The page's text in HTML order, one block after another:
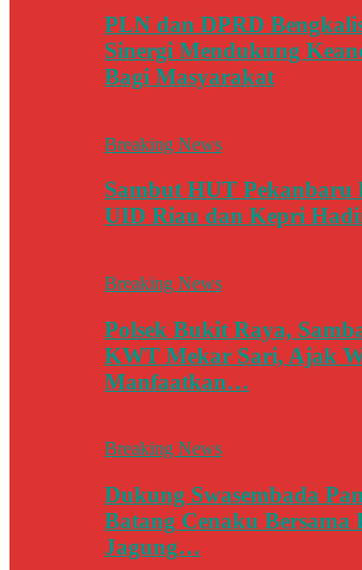
PLN dan DPRD
Sinergi Mendukung
Bagi Masyarakat
Breaking News
Sambut HUT Pekanbaru
UID Riau dan Kepri
Breaking News
Polsek Bukit Raya,
KWT Mekar Sari, Ajak
Manfaatkan…
Breaking News
Dukung Swasembada
Batang Cenaku Bersama
Jagung…